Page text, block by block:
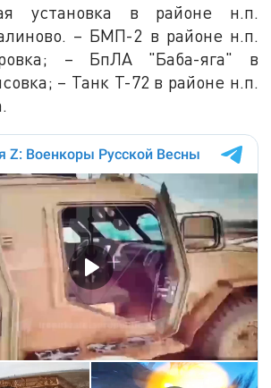
установка в районе н.п.
– БМП-2 в районе н.п.
– БпЛА "Баба-яга" в
– Танк Т-72 в районе н.п.